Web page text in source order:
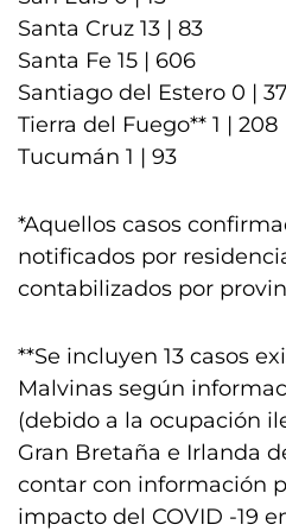
Santa Cruz 13 | 83
Santa Fe 15 | 606
Santiago del Estero 0 | 37
Tierra del Fuego** 1 | 208
Tucumán 1 | 93
*Aquellos casos
notificados por
contabilizados por
**Se incluyen 13 casos
Malvinas según
(debido a la ocupación
Gran Bretaña e Irlanda
contar con información
impacto del COVID -19